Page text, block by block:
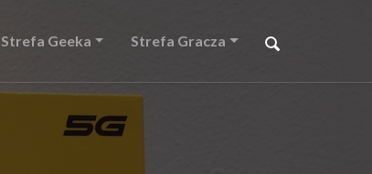
Strefa Geeka Strefa Gracza